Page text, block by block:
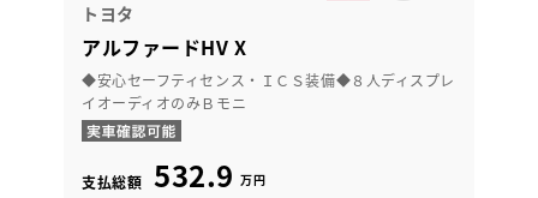
トヨタ
アルファードHV X
◆安心セーフティセンス・ＩＣＳ装備◆８人ディスプレ
イオーディオのみＢモニ
支払総額 532.9 万円